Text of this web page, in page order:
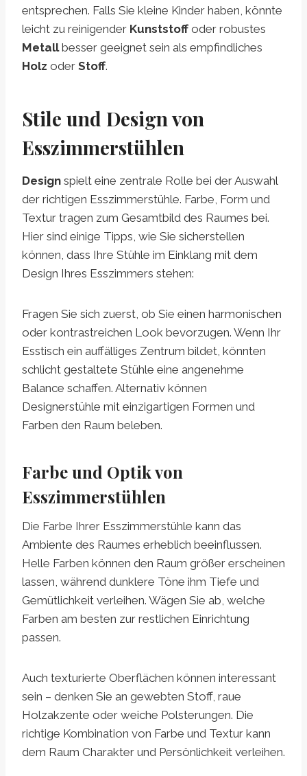
entsprechen. Falls Sie kleine Kinder haben, könnte
leicht zu reinigender Kunststoff oder robustes
Metallbesser geeignet sein als empfindliches
Holz oder Stoff.
Stile und Design von
Esszimmerstühlen
Design spielt eine zentrale Rolle bei der Auswahl
der richtigen Esszimmerstühle. Farbe, Form und
Textur tragen zum Gesamtbild des Raumes bei.
Hier sind einige Tipps, wie Sie sicherstellen
können, dass Ihre Stühle im Einklang mit dem
Design Ihres Esszimmers stehen:
Fragen Sie sich zuerst, ob Sie einen harmonischen
oder kontrastreichen Look bevorzugen. Wenn Ihr
Esstisch ein auffälliges Zentrum bildet, könnten
schlicht gestaltete Stühle eine angenehme
Balance schaffen. Alternativ können
Designerstühle mit einzigartigen Formen und
Farben den Raum beleben.
Farbe und Optik von
Esszimmerstühlen
Die Farbe Ihrer Esszimmerstühle kann das
Ambiente des Raumes erheblich beeinflussen.
Helle Farben können den Raum größer erscheinen
lassen, während dunklere Töne ihm Tiefe und
Gemütlichkeit verleihen. Wägen Sie ab, welche
Farben am besten zur restlichen Einrichtung
passen.
Auch texturierte Oberflächen können interessant
sein – denken Sie an gewebten Stoff, raue
Holzakzente oder weiche Polsterungen. Die
richtige Kombination von Farbe und Textur kann
dem Raum Charakter und Persönlichkeit verleihen.